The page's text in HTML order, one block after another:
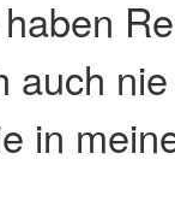
auch
in